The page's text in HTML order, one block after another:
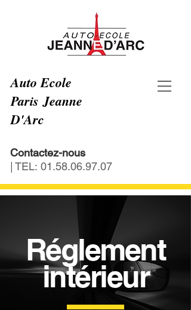
Auto Ecole
Paris Jeanne
D'Arc
Contactez-nous
| TEL: 01.58.06.97.07
Réglement
intérieur